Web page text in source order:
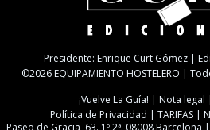
Presidente: Enrique Curt Gómez |
©2026 EQUIPAMIENTO HOSTELERO |
¡Vuelve La Guía!
Nota legal
Política de Privacidad
TARIFAS
Paseo de Gracia, 63. 1º 2ª. 08008 Barcelona |